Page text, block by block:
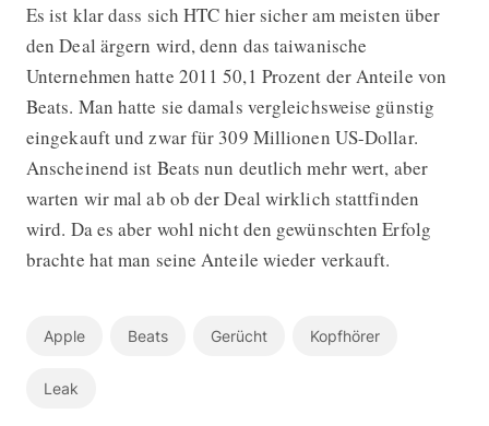
Es ist klar dass sich HTC hier sicher am meisten über
den Deal ärgern wird, denn das taiwanische
Unternehmen hatte 2011 50,1 Prozent der Anteile von
Beats. Man hatte sie damals vergleichsweise günstig
eingekauft und zwar für 309 Millionen US-Dollar.
Anscheinend ist Beats nun deutlich mehr wert, aber
warten wir mal ab ob der Deal wirklich stattfinden
wird. Da es aber wohl nicht den gewünschten Erfolg
brachte hat man seine Anteile wieder verkauft.
Apple Beats Gerücht Kopfhörer
Leak